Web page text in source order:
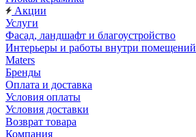
Акции
Услуги
Фасад, ландшафт и благоустройство
Интерьеры и работы внутри помещений
Maters
Бренды
Оплата и доставка
Условия оплаты
Условия доставки
Возврат товара
Компания